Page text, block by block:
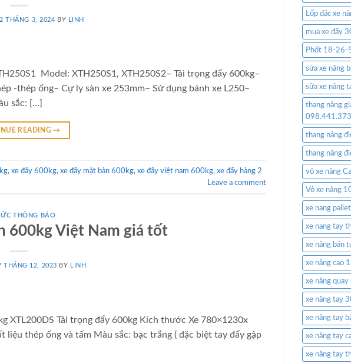
THÁNG 3, 2024 BY LINH
Model: XTH250S1, XTH250S2– Tải trọng đẩy 600kg–
-thép ống– Cự ly sàn xe 253mm– Sử dụng bánh xe L250–
sắc: […]
READING→
, xe đẩy 600kg, xe đẩy mặt bàn 600kg, xe đẩy việt nam 600kg, xe đẩy hàng 2
Leave a comment
THÔNG BÁO
600kg Việt Nam giá tốt
THÁNG 12, 2023 BY LINH
XTL200DS Tải trọng đẩy 600kg Kích thước Xe 780×1230x
liệu thép ống và tấm Màu sắc: bạc trắng ( đặc biệt tay đẩy gập
Lốp đặc xe
mua xe đẩy
Phốt 18-26-
sửa xe nâng
sữa xe nâng
thang nâng
thang nâng
thang nâng
vỏ xe nâng
Vỏ xe nâng
xe nang
xe nang tay
xe nâng bán
xe nâng cao
xe nâng
xe nâng tay
xe nâng tay
xe nâng tay
xe nâng tay